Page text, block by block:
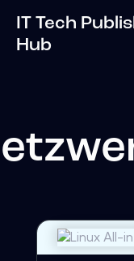
IT Tech
Hub